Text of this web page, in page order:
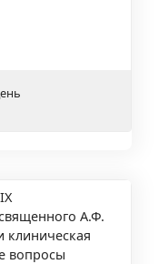
А.Ф.
клиническая
вопросы